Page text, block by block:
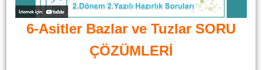
6-Asitler Bazlar ve Tuzlar SORU
ÇÖZÜMLERİ